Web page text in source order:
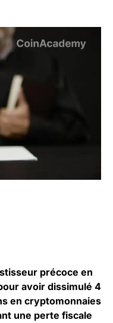
précoce en
avoir dissimulé 4
en cryptomonnaies
une perte fiscale